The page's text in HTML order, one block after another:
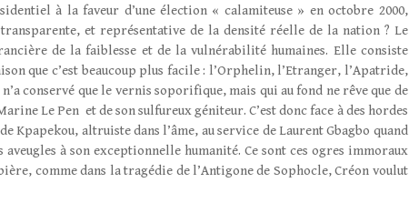
à la faveur d’une élection « calamiteuse » en octobre 2000,
et représentative de la densité réelle de la nation ? Le
de la faiblesse et de la vulnérabilité humaines. Elle consiste
que c’est beaucoup plus facile : l’Orphelin, l’Etranger, l’Apatride,
conservé que le vernis soporifique, mais qui au fond ne rêve que de
Le Pen et de son sulfureux géniteur. C’est donc face à des hordes
altruiste dans l’âme, au service de Laurent Gbagbo quand
à son exceptionnelle humanité. Ce sont ces ogres immoraux
comme dans la tragédie de l’Antigone de Sophocle, Créon voulut